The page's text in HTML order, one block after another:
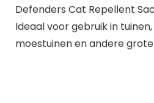
Defenders Cat Repellent
Ideaal voor gebruik in
moestuinen en andere